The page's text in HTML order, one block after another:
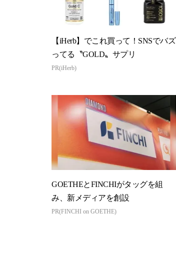
【iHerb】でこれ買って！SNSでバズ
ってる〝GOLD〟サプリ
PR(iHerb)
GOETHEとFINCHIがタッグを組
み、新メディアを創設
PR(FINCHI on GOETHE)